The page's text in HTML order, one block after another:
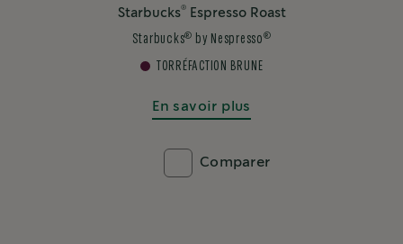
Starbucks® Espresso Roast
Starbucks® by Nespresso ®
TORRÉFACTION BRUNE
En savoir plus
Comparer